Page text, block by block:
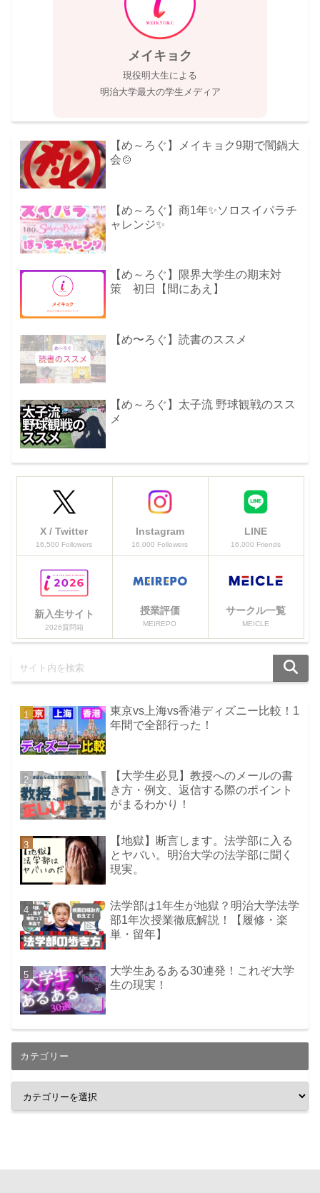
メイキョク
現役明大生による
明治大学最大の学生メディア
【め～ろぐ】メイキョク9期で闇鍋大
会🍲
【め～ろぐ】商1年✨ソロスイパラチ
ャレンジ✨
【め～ろぐ】限界大学生の期末対
策 初日【間にあえ】
【め〜ろぐ】読書のススメ
【め～ろぐ】太子流 野球観戦のスス
メ
X / Twitter
16,500 Followers
Instagram
16,000 Followers
LINE
16,000 Friends
新入生サイト
2026質問箱
授業評価
MEIREPO
サークル一覧
MEICLE
東京vs上海vs香港ディズニー比較！1
年間で全部行った！
【大学生必見】教授へのメールの書
き方・例文、返信する際のポイント
がまるわかり！
【地獄】断言します。法学部に入る
とヤバい。明治大学の法学部に聞く
現実。
法学部は1年生が地獄？明治大学法学
部1年次授業徹底解説！【履修・楽
単・留年】
大学生あるある30連発！これぞ大学
生の現実！
カテゴリー